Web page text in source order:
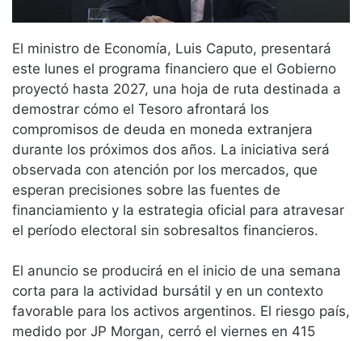
El ministro de Economía, Luis Caputo, presentará
este lunes el programa financiero que el Gobierno
proyectó hasta 2027, una hoja de ruta destinada a
demostrar cómo el Tesoro afrontará los
compromisos de deuda en moneda extranjera
durante los próximos dos años. La iniciativa será
observada con atención por los mercados, que
esperan precisiones sobre las fuentes de
financiamiento y la estrategia oficial para atravesar
el período electoral sin sobresaltos financieros.
El anuncio se producirá en el inicio de una semana
corta para la actividad bursátil y en un contexto
favorable para los activos argentinos. El riesgo país,
medido por JP Morgan, cerró el viernes en 415